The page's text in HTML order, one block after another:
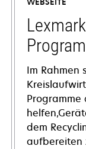
neuen
Registerkarte
geöffnet
Im Rahmen
dem
aufbereiten